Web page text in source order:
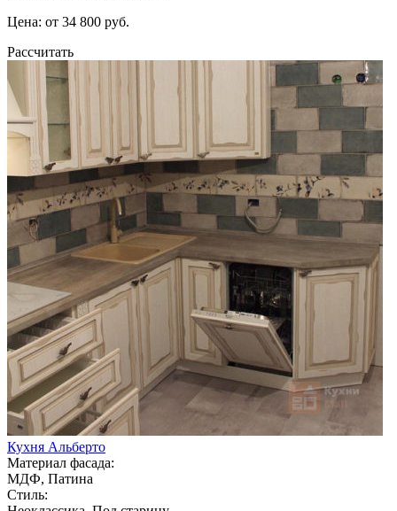
Цена: от 34 800 руб.
Рассчитать
Кухня Альберто
Материал фасада:
МДФ, Патина
Стиль: